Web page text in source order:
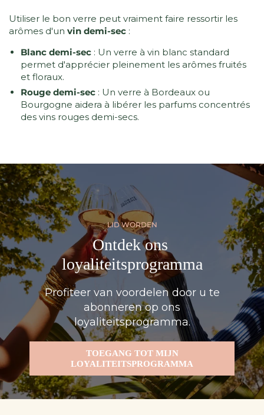
Utiliser le bon verre peut vraiment faire ressortir les
arômes d'un vin demi-sec :
Blanc demi-sec : Un verre à vin blanc standard
permet d'apprécier pleinement les arômes fruités
et floraux.
Rouge demi-sec : Un verre à Bordeaux ou
Bourgogne aidera à libérer les parfums concentrés
des vins rouges demi-secs.
LID WORDEN
Ontdek ons ​​
loyaliteitsprogramma
Profiteer van voordelen door u te
abonneren op ons
loyaliteitsprogramma.
TOEGANG TOT MIJN
LOYALITEITSPROGRAMMA